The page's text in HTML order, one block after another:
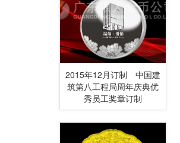
2015年12月订制 中国建
筑第八工程局周年庆典优
秀员工奖章订制